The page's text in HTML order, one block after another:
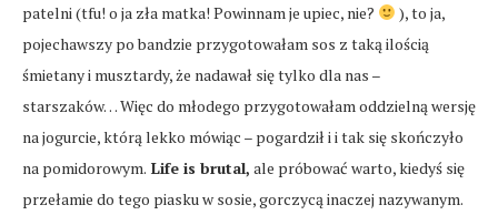
patelni (tfu! o ja zła matka! Powinnam je upiec, nie?
), to ja,
pojechawszy po bandzie przygotowałam sos z taką ilością
śmietany i musztardy, że nadawał się tylko dla nas –
starszaków… Więc do młodego przygotowałam oddzielną wersję
na jogurcie, którą lekko mówiąc – pogardził i i tak się skończyło
na pomidorowym. Life is brutal, ale próbować warto, kiedyś się
przełamie do tego piasku w sosie, gorczycą inaczej nazywanym.